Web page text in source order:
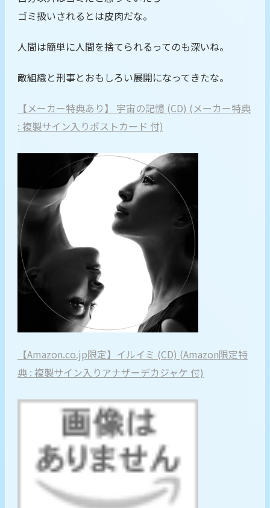
ゴミ扱いされるとは皮肉だな。
人間は簡単に人間を捨てられるってのも深いね。
敵組織と刑事とおもしろい展開になってきたな。
【メーカー特典あり】 宇宙の記憶 (CD) (メーカー特典
: 複製サイン入りポストカード 付)
【Amazon.co.jp限定】イルイミ (CD) (Amazon限定特
典 : 複製サイン入りアナザーデカジャケ 付)